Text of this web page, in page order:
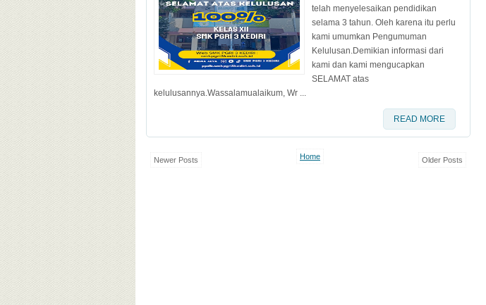
telah menyelesaikan pendidikan
selama 3 tahun. Oleh karena itu perlu
kami umumkan Pengumuman
Kelulusan.Demikian informasi dari
kami dan kami mengucapkan
SELAMAT atas
kelulusannya.Wassalamualaikum, Wr ...
READ MORE
Newer Posts Older Posts
Home